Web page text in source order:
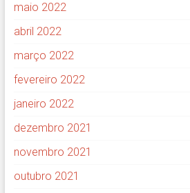
maio 2022
abril 2022
março 2022
fevereiro 2022
janeiro 2022
dezembro 2021
novembro 2021
outubro 2021